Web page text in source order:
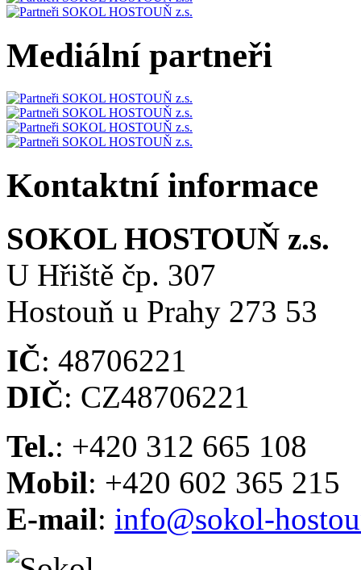
Mediální partneři
Kontaktní informace
SOKOL HOSTOUŇ z.s.
U Hřiště čp. 307
Hostouň u Prahy 273 53
IČ: 48706221
DIČ: CZ48706221
Tel.: +420 312 665 108
Mobil: +420 602 365 215
E-mail: info@sokol-